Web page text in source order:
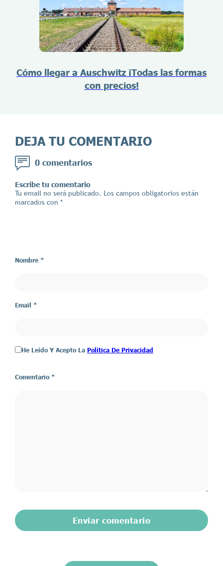
Cómo llegar a Auschwitz ¡Todas las formas
con precios!
DEJA TU COMENTARIO
0 comentarios
Escribe tu comentario
Tu email no será publicado. Los campos obligatorios están
marcados con *
Nombre *
Email *
He Leído Y Acepto La Política De Privacidad
Comentario *